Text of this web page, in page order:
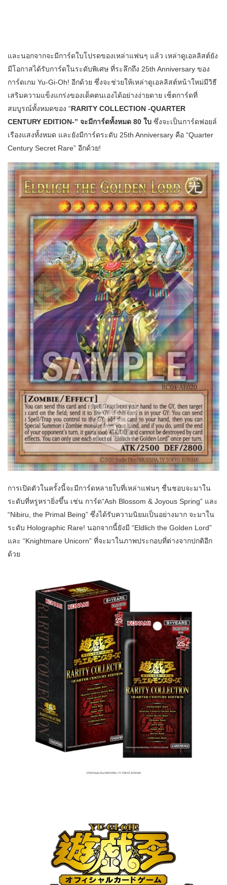
และนอกจากจะมีการ์ดใบโปรดของเหล่าแฟนๆ แล้ว เหล่าดูเอลลิสต์ยัง
มีโอกาสได้รับการ์ดในระดับพิเศษ ที่ระลึกถึง 25th Anniversary ของ
การ์ดเกม Yu-Gi-Oh! อีกด้วย ซึ่งจะช่วยให้เหล่าดูเอลลิสต์หน้าใหม่มีวิธี
เสริมความแข็งแกร่งของเด็คตนเองได้อย่างง่ายดาย เซ็ตการ์ดที่
สมบูรณ์ทั้งหมดของ “RARITY COLLECTION -QUARTER
CENTURY EDITION-” จะมีการ์ดทั้งหมด 80 ใบ ซึ่งจะเป็นการ์ดฟอยล์
เรืองแสงทั้งหมด และยังมีการ์ดระดับ 25th Anniversary คือ “Quarter
Century Secret Rare” อีกด้วย!
การเปิดตัวในครั้งนี้จะมีการ์ดหลายใบที่เหล่าแฟนๆ ชื่นชอบจะมาใน
ระดับที่หรูหรายิ่งขึ้น เช่น การ์ด“Ash Blossom & Joyous Spring” และ
“Nibiru, the Primal Being” ซึ่งได้รับความนิยมเป็นอย่างมาก จะมาใน
ระดับ Holographic Rare! นอกจากนี้ยังมี “Eldlich the Golden Lord”
และ “Knightmare Unicorn” ที่จะมาในภาพประกอบที่ต่างจากปกติอีก
ด้วย